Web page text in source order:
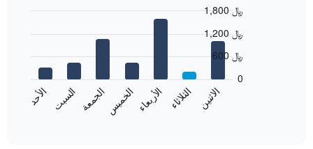
الاثنين الثلاثاء الأربعاء الخميسالجمعة السبت الأحد
0
600 ﷼
1,200 ﷼
1,800 ﷼